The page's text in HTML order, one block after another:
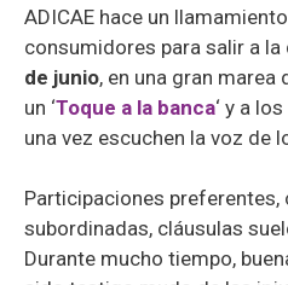
ADICAE hace un
consumidores para salir a
de junio, en una gran
un ‘Toque a la banca‘ y a
una vez escuchen la voz de
Participaciones preferentes,
subordinadas, cláusulas
Durante mucho tiempo,